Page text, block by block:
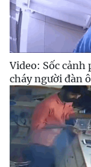
Video: Sốc
cháy người đàn